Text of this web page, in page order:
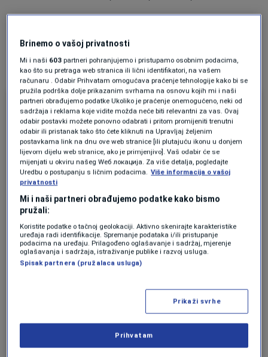
Brinemo o vašoj privatnosti
Mi i naši 603 partneri pohranjujemo i pristupamo osobnim podacima,
kao što su pretraga web stranica ili lični identifikatori, na vašem
računaru . Odabir Prihvatam omogućava praćenje tehnologije kako bi se
pružila podrška dolje prikazanim svrhama na osnovu kojih mi i naši
partneri obrađujemo podatke Ukoliko je praćenje onemogućeno, neki od
sadržaja i reklama koje vidite možda neće biti relevantni za vas. Ovaj
odabir postavki možete ponovno odabrati i pritom promijeniti trenutni
odabir ili pristanak tako što ćete kliknuti na Upravljaj željenim
postavkama link na dnu ove web stranice [ili plutajuću ikonu u donjem
lijevom dijelu web stranice, ako je primjenjivo]. Vaš odabir će se
mijenjati u okviru našeg Wеб локација. Za više detalja, pogledajte
Uredbu o postupanju s ličnim podacima. Više informacija o vašoj
privatnosti
Mi i naši partneri obrađujemo podatke kako bismo
pružali:
Koristite podatke o tačnoj geolokaciji. Aktivno skenirajte karakteristike
uređaja radi identifikacije. Spremanje podataka i/ili pristupanje
podacima na uređaju. Prilagođeno oglašavanje i sadržaj, mjerenje
oglašavanja i sadržaja, istraživanje publike i razvoj usluga.
Spisak partnera (pružalaca usluga)
Prikaži svrhe
Prihvatam